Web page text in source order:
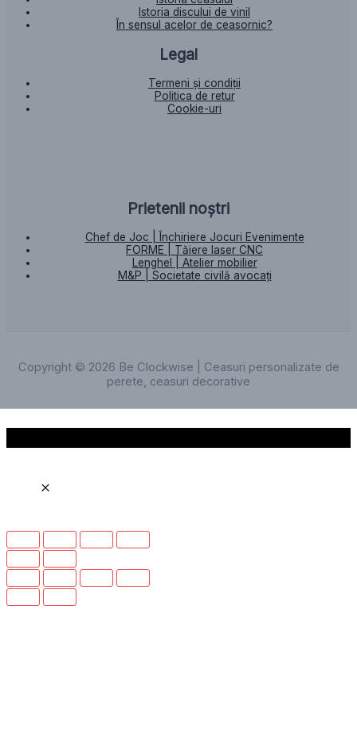
Istoria discului de vinil
În sensul acelor de ceasornic?
Legal
Termeni și condiții
Politica de retur
Cookie-uri
Prietenii noștri
Chef de Joc | Închiriere Jocuri Evenimente
FORME | Tăiere laser CNC
Lenghel | Atelier mobilier
M&P | Societate civilă avocați
Copyright © 2026 Be Clockwise | Ceasuri personalizate de
perete, ceasuri decorative